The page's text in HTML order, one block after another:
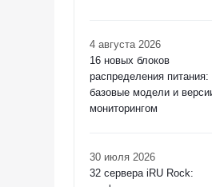
4 августа 2026
16 новых блоков
распределения питания:
базовые модели и
мониторингом
30 июля 2026
32 сервера iRU Rock: